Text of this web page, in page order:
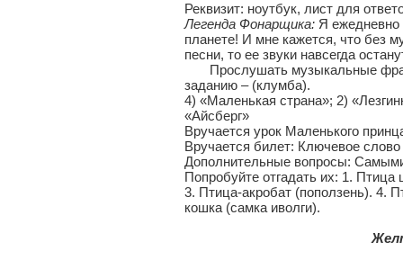
Реквизит: ноутбук, лист для
Легенда Фонарщика: Я ежедневно
планете! И мне кажется, что без
песни, то ее звуки навсегда
Прослушать музыкальные
заданию – (клумба).
4) «Маленькая страна»; 2)
«Айсберг»
Вручается урок Маленького
Вручается билет: Ключевое
Дополнительные вопросы:
Попробуйте отгадать их: 1.
3. Птица-акробат (поползень). 4.
кошка (самка иволги).